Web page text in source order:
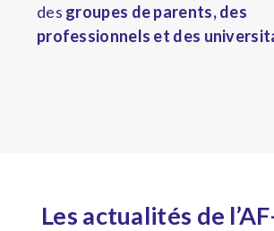
des groupes de parents, des
professionnels et des
Les actualités de